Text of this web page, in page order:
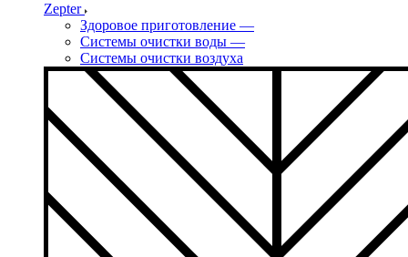
Zepter
Здоровое приготовление —
Системы очистки воды —
Системы очистки воздуха